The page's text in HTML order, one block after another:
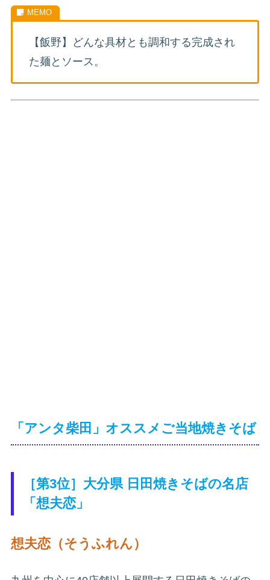
【飯野】どんな具材とも調和する完成され
た麺とソース。
「アンタ柴田」オススメご当地焼きそば
［第3位］大分県 日田焼きそばの名店
「想夫恋」
想夫恋（そうふれん）